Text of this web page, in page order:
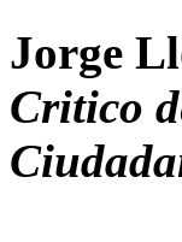
Jorge
Critico